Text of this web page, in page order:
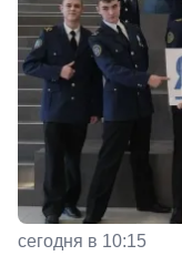
сегодня в 10:15